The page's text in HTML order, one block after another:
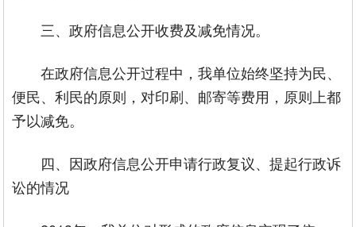
三、政府信息公开收费及减免情况。
在政府信息公开过程中，我单位始终坚持为民、
便民、利民的原则，对印刷、邮寄等费用，原则上都
予以减免。
四、因政府信息公开申请行政复议、提起行政诉
讼的情况